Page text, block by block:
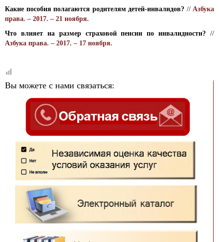
Какие пособия полагаются родителям детей-инвалидов? // Азбука
права. – 2017. – 21 ноября.
Что влияет на размер страховой пенсии по инвалидности? //
Азбука права. – 2017. – 17 ноября.
Вы можете с нами связаться: